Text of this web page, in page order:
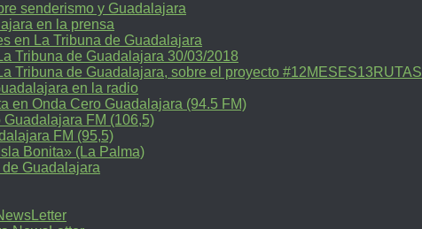
senderismo y Guadalajara
en la prensa
en La Tribuna de Guadalajara
Tribuna de Guadalajara 30/03/2018
Tribuna de Guadalajara, sobre el proyecto #12MESES13RUTAS
en la radio
en Onda Cero Guadalajara (94.5 FM)
Guadalajara FM (106,5)
FM (95,5)
Bonita» (La Palma)
Guadalajara